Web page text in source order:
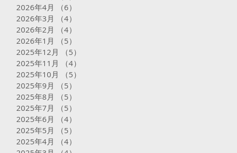
2026年4月
（6）
2026年3月
（4）
2026年2月
（4）
2026年1月
（5）
2025年12月
（5）
2025年11月
（4）
2025年10月
（5）
2025年9月
（5）
2025年8月
（5）
2025年7月
（5）
2025年6月
（4）
2025年5月
（5）
2025年4月
（4）